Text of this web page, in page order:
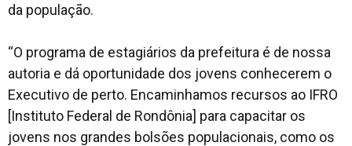
da população.
“O programa de estagiários da prefeitura é de nossa
autoria e dá oportunidade dos jovens conhecerem o
Executivo de perto. Encaminhamos recursos ao IFRO
[Instituto Federal de Rondônia] para capacitar os
jovens nos grandes bolsões populacionais, como os